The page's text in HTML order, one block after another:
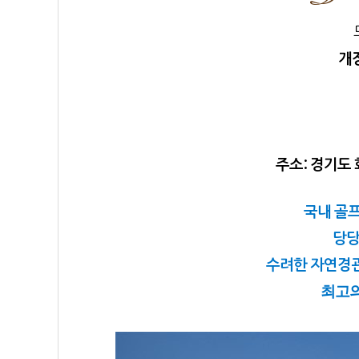
개
주소: 경기도
국내 골
당
수려한 자연경
최고